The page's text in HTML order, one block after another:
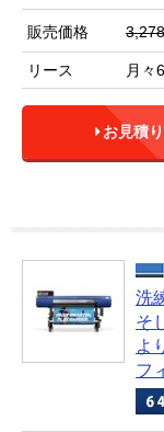
販売価格
リース 月々
お見積り
洗
そ
よ
フ